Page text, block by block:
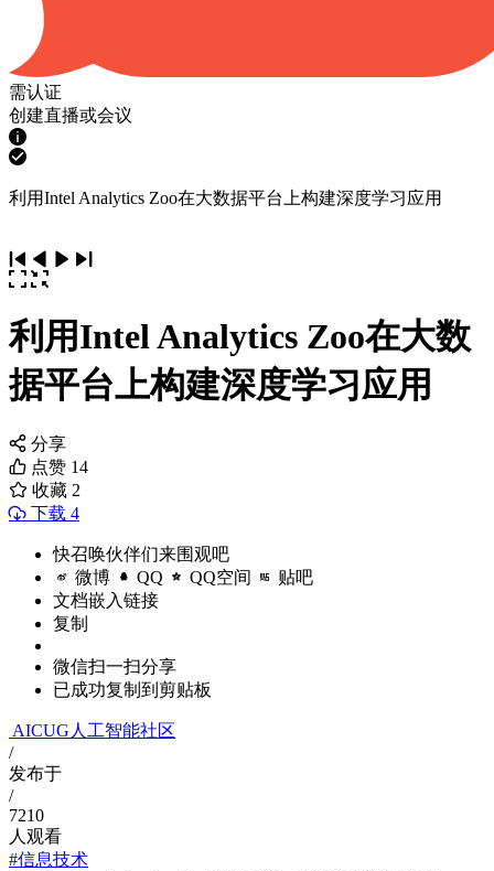
需认证
创建直播或会议
利用Intel Analytics Zoo在大数据平台上构建深度学习应用
利用Intel Analytics Zoo在大数
据平台上构建深度学习应用
分享
点赞 14
收藏 2
下载 4
快召唤伙伴们来围观吧
微博 QQ QQ空间 贴吧
文档嵌入链接
复制
微信扫一扫分享
已成功复制到剪贴板
AICUG人工智能社区
/
发布于
/
7210
人观看
#信息技术